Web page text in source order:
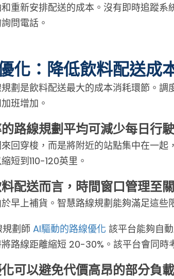
重新安排配送的成本。沒有即時追蹤
問電話。
化：降低飲料配送成
劃是飲料配送最大的成本消耗環節。
班增加。
路線規劃平均可減少每日行
回穿梭，而是將附近的站點集中在一起
短到110-120英里。
配送而言，時間窗口管理至
早上補貨。智慧路線規劃能夠滿足這些
劃師 AI驅動的路線優化 該平台能夠自
路線距離縮短 20-30%。該平台會同時
可以避免代價高昂的部分負